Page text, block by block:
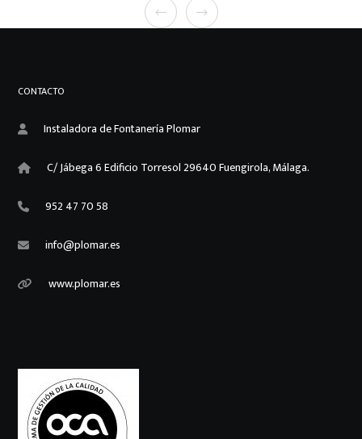
CONTACTO
Instaladora de Fontanería Plomar
C/ Jábega 6 Edificio Torresol 29640 Fuengirola, Málaga.
952 47 70 58
info@plomar.es
www.plomar.es